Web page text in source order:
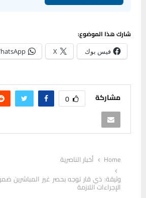
شارك هذا الموضوع:
فيس بوك X
مشاركة 0
Home
أخبار الناصرية
الإجراءات اللازمة